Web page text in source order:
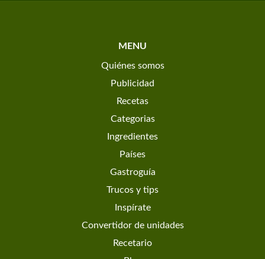
MENU
Quiénes somos
Publicidad
Recetas
Categorias
Ingredientes
Países
Gastroguía
Trucos y tips
Inspírate
Convertidor de unidades
Recetario